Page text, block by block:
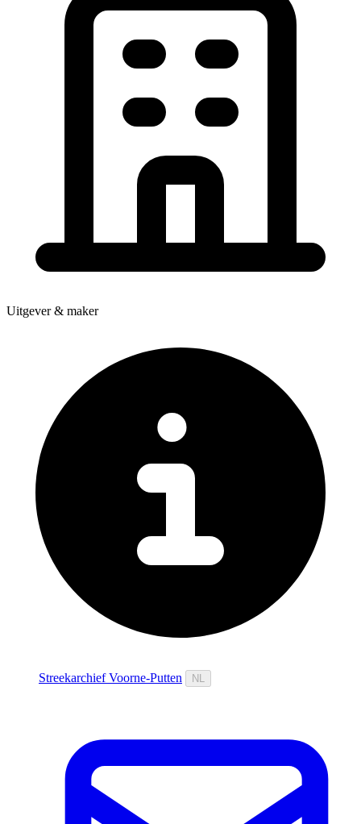
Uitgever & maker
Streekarchief Voorne-Putten NL